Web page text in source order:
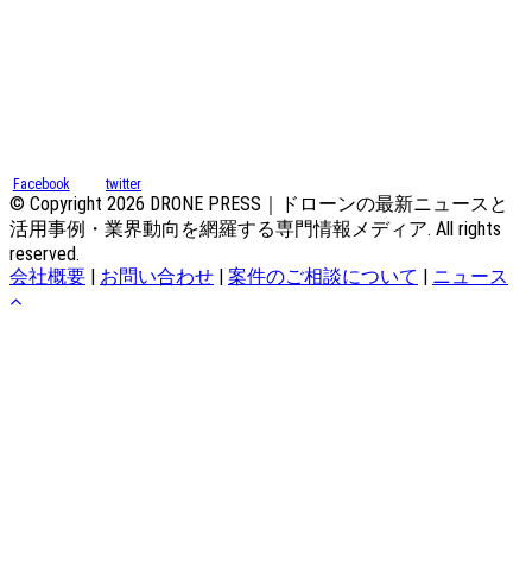
Facebook twitter
© Copyright 2026 DRONE PRESS｜ドローンの最新ニュースと
活用事例・業界動向を網羅する専門情報メディア. All rights
reserved.
会社概要
お問い合わせ 案件のご相談について ニュース